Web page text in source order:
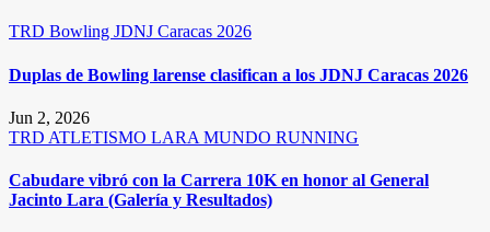
TRD Bowling JDNJ Caracas 2026
Duplas de Bowling larense clasifican a los JDNJ Caracas 2026
Jun 2, 2026
TRD ATLETISMO LARA MUNDO RUNNING
Cabudare vibró con la Carrera 10K en honor al General
Jacinto Lara (Galería y Resultados)